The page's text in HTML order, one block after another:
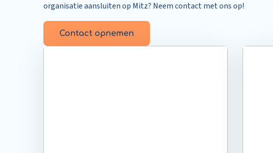
organisatie aansluiten op Mitz? Neem contact met ons op!
Contact opnemen
Read
Read